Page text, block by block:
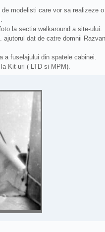
modelisti care vor sa
la sectia walkaround a site-ului.
ajutorul dat de catre domnii
a fuselajului din spatele cabinei.
Kit-uri ( LTD si MPM).